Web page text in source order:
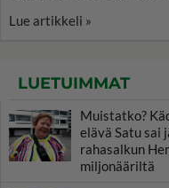
Lue artikkeli »
LUETUIMMAT
Muistatko?
elävä Satu sai
rahasalkun
miljonääriltä